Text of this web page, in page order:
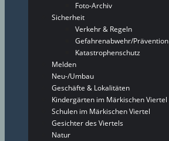
Foto-Archiv
Sicherheit
Verkehr & Regeln
Gefahrenabwehr/Prävention
Katastrophenschutz
Melden
Neu-/Umbau
Geschäfte & Lokalitäten
Kindergärten im Märkischen Viertel
Schulen im Märkischen Viertel
Gesichter des Viertels
Natur